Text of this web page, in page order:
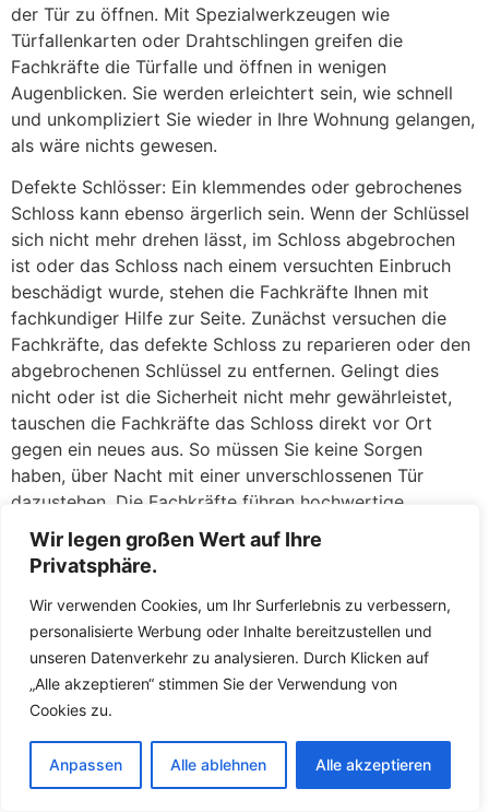
Wir legen großen Wert auf Ihre
Privatsphäre.
Wir verwenden Cookies, um Ihr Surferlebnis zu verbessern,
personalisierte Werbung oder Inhalte bereitzustellen und
unseren Datenverkehr zu analysieren. Durch Klicken auf
„Alle akzeptieren“ stimmen Sie der Verwendung von
Cookies zu.
Anpassen Alle ablehnen Alle akzeptieren
der Tür zu öffnen. Mit Spezialwerkzeugen wie
Türfallenkarten oder Drahtschlingen greifen die
Fachkräfte die Türfalle und öffnen in wenigen
Augenblicken. Sie werden erleichtert sein, wie schnell
und unkompliziert Sie wieder in Ihre Wohnung gelangen,
als wäre nichts gewesen.
Defekte Schlösser: Ein klemmendes oder gebrochenes
Schloss kann ebenso ärgerlich sein. Wenn der Schlüssel
sich nicht mehr drehen lässt, im Schloss abgebrochen
ist oder das Schloss nach einem versuchten Einbruch
beschädigt wurde, stehen die Fachkräfte Ihnen mit
fachkundiger Hilfe zur Seite. Zunächst versuchen die
Fachkräfte, das defekte Schloss zu reparieren oder den
abgebrochenen Schlüssel zu entfernen. Gelingt dies
nicht oder ist die Sicherheit nicht mehr gewährleistet,
tauschen die Fachkräfte das Schloss direkt vor Ort
gegen ein neues aus. So müssen Sie keine Sorgen
haben, über Nacht mit einer unverschlossenen Tür
dazustehen. Die Fachkräfte führen hochwertige
Ersatzschlösser mit und sorgen dafür, dass Ihr Zuhause
umgehend wieder sicher abschließt.
Der Schlüsselnotdienst in Görmin ist darauf
ausgerichtet, Ihnen in Notsituationen schnell und fair zu
helfen. Die Fachkräfte arbeiten transparent und erklären
Ihnen, was gemacht werden muss und warum.
Versteckte Kosten gibt es bei den Fachkräften nicht –
Dienstleistung im Voraus. Verlassen Sie sich darauf, dass
die Fachkräfte Ihr Problem zügig lösen, ganz gleich ob